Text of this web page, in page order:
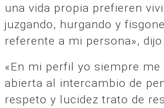
una vida propia prefieren
juzgando, hurgando y
referente a mi persona», dijo.
«En mi perfil yo siempre
abierta al intercambio de
respeto y lucidez trato de